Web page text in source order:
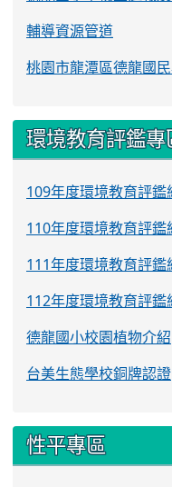
輔導資源管道
桃園市龍潭區德龍國
環境教育評鑑專
109年度環境教育評鑑
110年度環境教育評鑑
111年度環境教育評鑑
112年度環境教育評鑑
德龍國小校園植物介紹
台美生態學校銅牌認證
性平專區